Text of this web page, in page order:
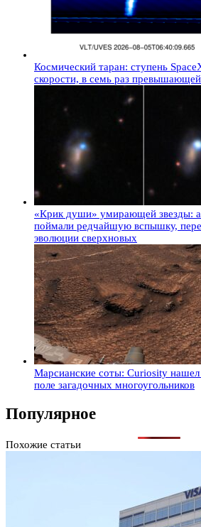
Космический таран: ступень
скорости, в семь раз превышающей
«Крик души» умирающей звезды:
поймали редчайшую вспышку,
эволюции сверхновых
Марсианские соты: Curiosity нашел
поле загадочных многоугольников
Популярное
Похожие статьи